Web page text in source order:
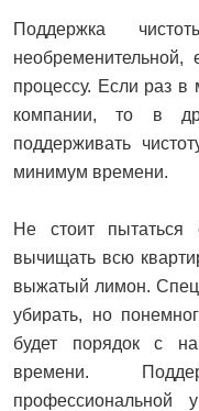
Поддержка
необременительной,
процессу. Если раз
компании, то в
поддерживать
минимум времени.
Не стоит пытаться
вычищать всю
выжатый лимон.
убирать, но
будет порядок с
времени.